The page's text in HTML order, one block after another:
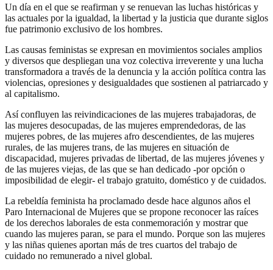
Un día en el que se reafirman y se renuevan las luchas históricas y
las actuales por la igualdad, la libertad y la justicia que durante siglos
fue patrimonio exclusivo de los hombres.
Las causas feministas se expresan en movimientos sociales amplios
y diversos que despliegan una voz colectiva irreverente y una lucha
transformadora a través de la denuncia y la acción política contra las
violencias, opresiones y desigualdades que sostienen al patriarcado y
al capitalismo.
Así confluyen las reivindicaciones de las mujeres trabajadoras, de
las mujeres desocupadas, de las mujeres emprendedoras, de las
mujeres pobres, de las mujeres afro descendientes, de las mujeres
rurales, de las mujeres trans, de las mujeres en situación de
discapacidad, mujeres privadas de libertad, de las mujeres jóvenes y
de las mujeres viejas, de las que se han dedicado -por opción o
imposibilidad de elegir- el trabajo gratuito, doméstico y de cuidados.
La rebeldía feminista ha proclamado desde hace algunos años el
Paro Internacional de Mujeres que se propone reconocer las raíces
de los derechos laborales de esta conmemoración y mostrar que
cuando las mujeres paran, se para el mundo. Porque son las mujeres
y las niñas quienes aportan más de tres cuartos del trabajo de
cuidado no remunerado a nivel global.